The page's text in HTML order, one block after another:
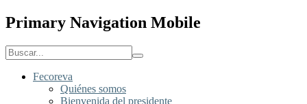
Primary Navigation Mobile
Fecoreva
Quiénes somos
Bienvenida del presidente